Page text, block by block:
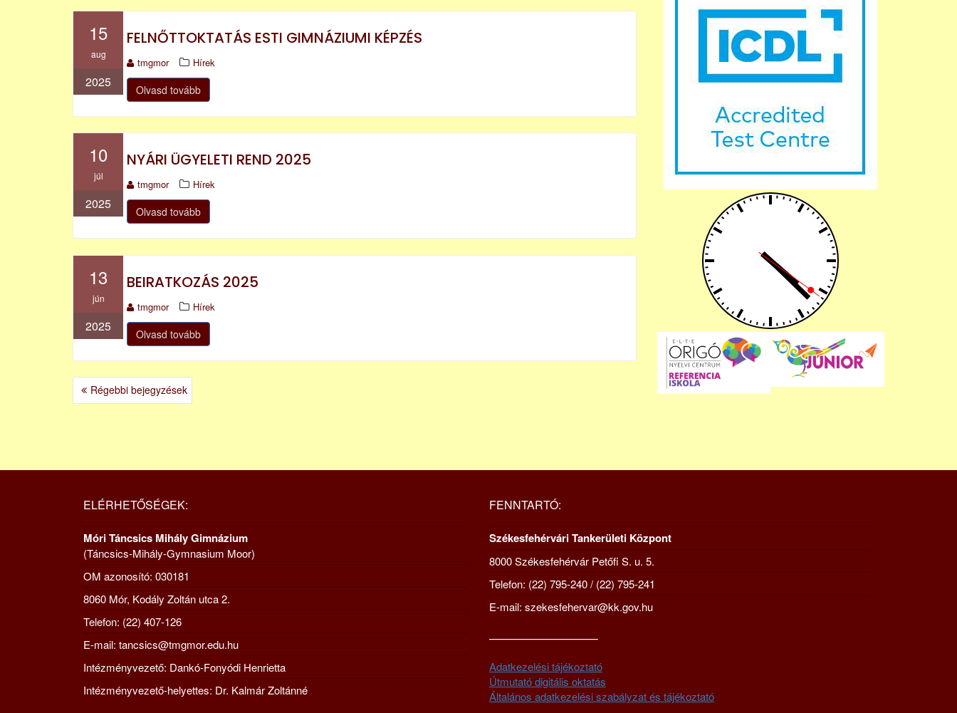
15
aug
2025
FELNŐTTOKTATÁS ESTI GIMNÁZIUMI KÉPZÉS
tmgmor Hírek
Olvasd tovább
10
júl
2025
NYÁRI ÜGYELETI REND 2025
tmgmor Hírek
Olvasd tovább
13
jún
2025
BEIRATKOZÁS 2025
tmgmor Hírek
Olvasd tovább
BEJEGYZÉS
NAVIGÁCIÓ
Régebbi bejegyzések
ELÉRHETŐSÉGEK:
Móri Táncsics Mihály Gimnázium
(Táncsics-Mihály-Gymnasium Moor)
OM azonosító: 030181
8060 Mór, Kodály Zoltán utca 2.
Telefon: (22) 407-126
E-mail: tancsics@tmgmor.edu.hu
Intézményvezető: Dankó-Fonyódi Henrietta
Intézményvezető-helyettes: Dr. Kalmár Zoltánné
FENNTARTÓ:
Székesfehérvári Tankerületi Központ
8000 Székesfehérvár Petőfi S. u. 5.
Telefon: (22) 795-240 / (22) 795-241
E-mail: szekesfehervar@kk.gov.hu
—————————–
Adatkezelési tájékoztató
Útmutató digitális oktatás
Általános adatkezelési szabályzat és tájékoztató